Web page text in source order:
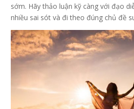
sớm. Hãy thảo luận kỹ càng với đạo
nhiều sai sót và đi theo đúng chủ đề